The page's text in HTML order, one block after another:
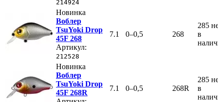
214924
Новинка
Воблер
TsuYoki Drop
45F 268
Артикул:
212528
7.1 0–0,5 268
285
в
Новинка
Воблер
TsuYoki Drop
45F 268R
7.1 0–0,5 268R
285
в